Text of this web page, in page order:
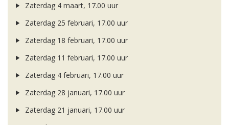
Zaterdag 4 maart, 17.00 uur
Zaterdag 25 februari, 17.00 uur
Zaterdag 18 februari, 17.00 uur
Zaterdag 11 februari, 17.00 uur
Zaterdag 4 februari, 17.00 uur
Zaterdag 28 januari, 17.00 uur
Zaterdag 21 januari, 17.00 uur